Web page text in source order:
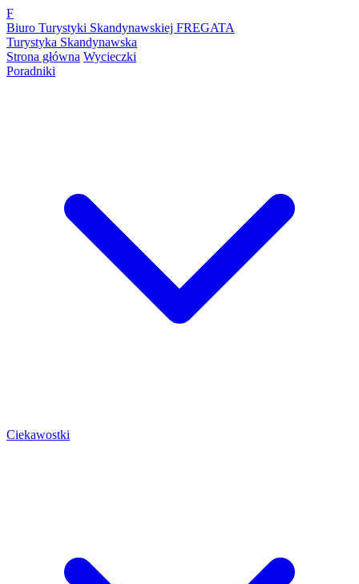
F
Biuro Turystyki Skandynawskiej FREGATA
Turystyka Skandynawska
Strona główna Wycieczki
Poradniki
Ciekawostki